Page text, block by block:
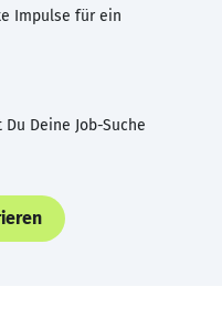
Impulse für ein
Deine Job-Suche